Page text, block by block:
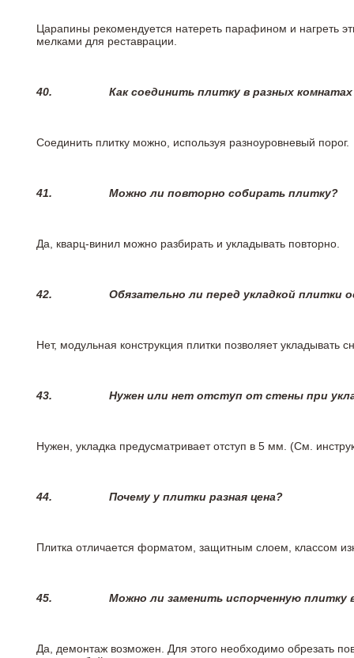
Царапины рекомендуется натереть парафином и нагреть
мелками для реставрации.
40. Как соединить плитку в разных
Соединить плитку можно, используя разноуровневый порог.
41. Можно ли повторно собирать плитку?
Да, кварц-винил можно разбирать и укладывать повторно.
42. Обязательно ли перед укладкой плитки
Нет, модульная конструкция плитки позволяет
43. Нужен или нет отступ от стены при
Нужен, укладка предусматривает отступ в 5 мм. (См.
44. Почему у плитки разная цена?
Плитка отличается форматом, защитным слоем, классом
45. Можно ли заменить испорченную плитку
Да, демонтаж возможен. Для этого необходимо обрезать